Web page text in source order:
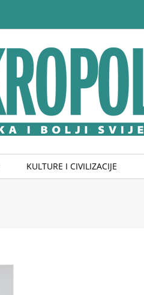
KULTURE I CIVILIZACIJE